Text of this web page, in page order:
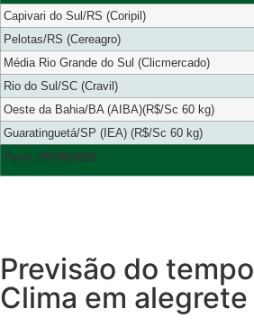
Capivari do Sul/RS (Coripil)
Pelotas/RS (Cereagro)
Média Rio Grande do Sul (Clicmercado)
Rio do Sul/SC (Cravil)
Oeste da Bahia/BA (AIBA)(R$/Sc 60 kg)
Guaratinguetá/SP (IEA) (R$/Sc 60 kg)
Fech. 05/08/2026
Previsão do tempo
Clima em alegrete